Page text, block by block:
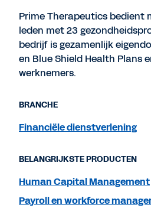
Prime Therapeutics bedient
leden met 23
bedrijf is gezamenlijk
en Blue Shield Health Plans
werknemers.
BRANCHE
Financiële dienstverlening
BELANGRIJKSTE PRODUCTEN
Human Capital Management
Payroll en workforce